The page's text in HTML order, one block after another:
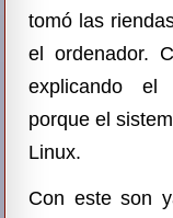
tomó las
el ordenador.
explicando el
porque el
Linux.
Con este son